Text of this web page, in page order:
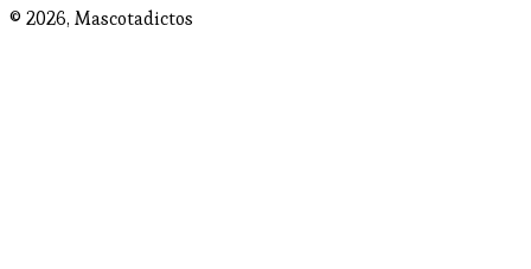
© 2026, Mascotadictos